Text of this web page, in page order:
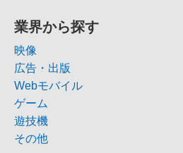
業界から探す
映像
広告・出版
Webモバイル
ゲーム
遊技機
その他